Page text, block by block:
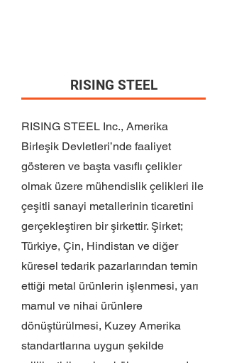
RISING STEEL
RISING STEEL Inc., Amerika
Birleşik Devletleri’nde faaliyet
gösteren ve başta vasıflı çelikler
olmak üzere mühendislik çelikleri ile
çeşitli sanayi metallerinin ticaretini
gerçekleştiren bir şirkettir. Şirket;
Türkiye, Çin, Hindistan ve diğer
küresel tedarik pazarlarından temin
ettiği metal ürünlerin işlenmesi, yarı
mamul ve nihai ürünlere
dönüştürülmesi, Kuzey Amerika
standartlarına uygun şekilde